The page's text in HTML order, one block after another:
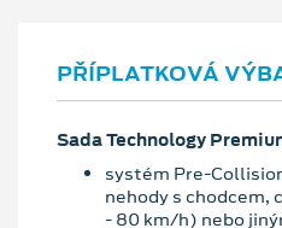
PŘÍPLATKOVÁ
Sada Technology
systém Pre-
nehody s chodcem,
- 80 km/h) nebo